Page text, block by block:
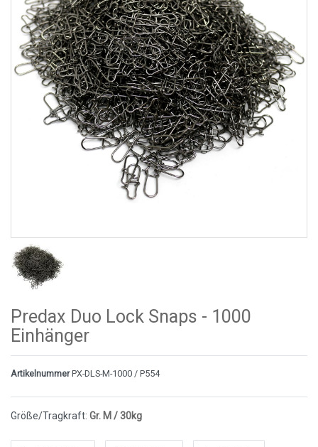
Predax Duo Lock Snaps - 1000
Einhänger
ArtikelnummerPX-DLS-M-1000 / P554
Größe/Tragkraft: Gr. M / 30kg